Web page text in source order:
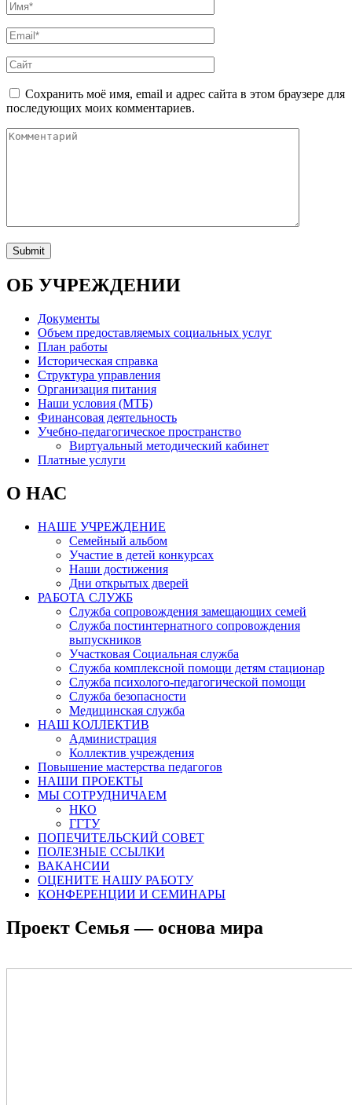
Сохранить моё имя, email и адрес сайта в этом браузере для
последующих моих комментариев.
ОБ УЧРЕЖДЕНИИ
Документы
Объем предоставляемых социальных услуг
План работы
Историческая справка
Структура управления
Организация питания
Наши условия (МТБ)
Финансовая деятельность
Учебно-педагогическое пространство
Виртуальный методический кабинет
Платные услуги
О НАС
НАШЕ УЧРЕЖДЕНИЕ
Семейный альбом
Участие в детей конкурсах
Наши достижения
Дни открытых дверей
РАБОТА СЛУЖБ
Служба сопровождения замещающих семей
Служба постинтернатного сопровождения
выпускников
Участковая Социальная служба
Служба комплексной помощи детям стационар
Служба психолого-педагогической помощи
Служба безопасности
Медицинская служба
НАШ КОЛЛЕКТИВ
Администрация
Коллектив учреждения
Повышение мастерства педагогов
НАШИ ПРОЕКТЫ
МЫ СОТРУДНИЧАЕМ
НКО
ГГТУ
ПОПЕЧИТЕЛЬСКИЙ СОВЕТ
ПОЛЕЗНЫЕ ССЫЛКИ
ВАКАНСИИ
ОЦЕНИТЕ НАШУ РАБОТУ
КОНФЕРЕНЦИИ И СЕМИНАРЫ
Проект Семья — основа мира